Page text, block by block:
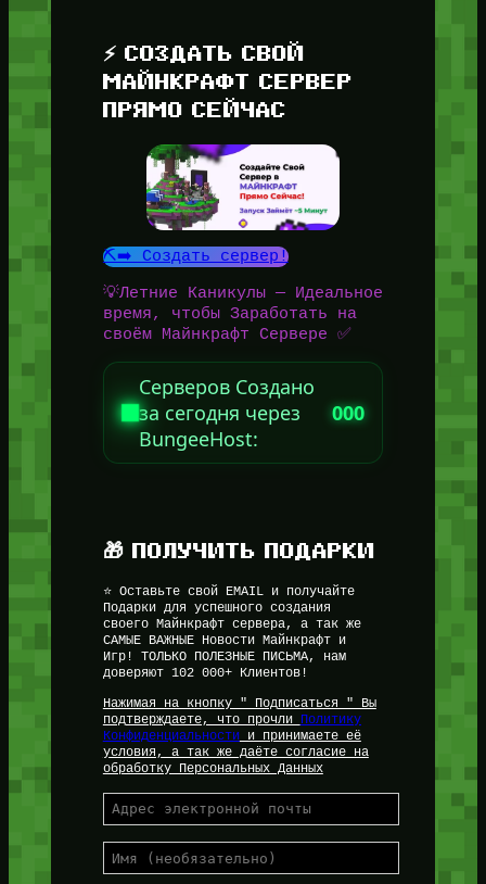
⚡ СОЗДАТЬ СВОЙ
МАЙНКРАФТ СЕРВЕР
ПРЯМО СЕЙЧАС
⛏️➡️ Создать сервер!
💡Летние Каникулы — Идеальное
время, чтобы Заработать на
своём Майнкрафт Сервере ✅
Серверов Создано
за сегодня через
BungeeHost:
000
🎁 ПОЛУЧИТЬ ПОДАРКИ
⭐ Оставьте свой EMAIL и получайте
Подарки для успешного создания
своего Майнкрафт сервера, а так же
САМЫЕ ВАЖНЫЕ Новости Майнкрафт и
Игр! ТОЛЬКО ПОЛЕЗНЫЕ ПИСЬМА, нам
доверяют 102 000+ Клиентов!
Нажимая на кнопку " Подписаться " Вы
подтверждаете, что прочли Политику
Конфиденциальностии принимаете её
условия, а так же даёте согласие на
обработку Персональных Данных